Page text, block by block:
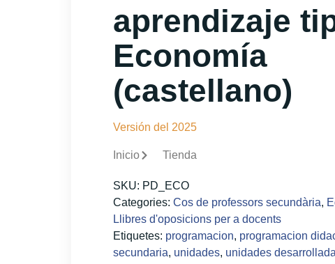
aprendizaje
Economía
(castellano)
Versión del 2025
Inicio Tienda
SKU: PD_ECO
Categories: Cos de professors secundària,
Llibres d'oposicions per a docents
Etiquetes: programacion, programacion
secundaria, unidades, unidades